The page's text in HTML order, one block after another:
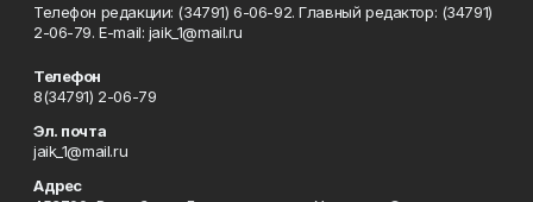
Телефон редакции: (34791) 6-06-92. Главный редактор: (34791)
2-06-79. Е-mаil: jaik_1@mail.ru
Телефон
8(34791) 2-06-79
Эл. почта
jaik_1@mail.ru
Адрес